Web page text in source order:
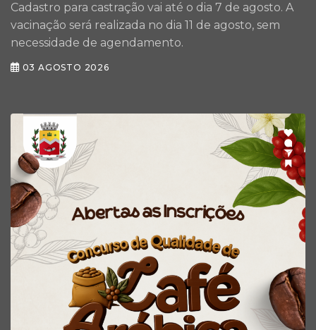
Cadastro para castração vai até o dia 7 de agosto. A
vacinação será realizada no dia 11 de agosto, sem
necessidade de agendamento.
03 AGOSTO 2026